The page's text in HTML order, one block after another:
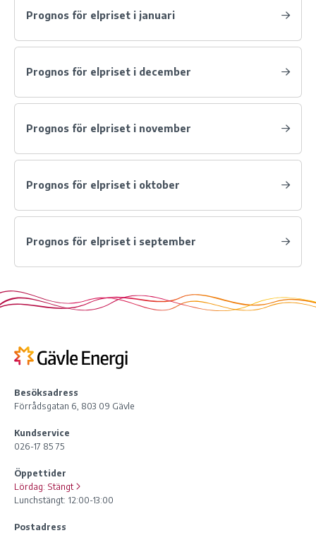
Prognos för elpriset i januari
Prognos för elpriset i december
Prognos för elpriset i november
Prognos för elpriset i oktober
Prognos för elpriset i september
Besöksadress
Förrådsgatan 6, 803 09 Gävle
Kundservice
026-17 85 75
Öppettider
Lördag: Stängt
Lunchstängt: 12:00-13:00
Postadress